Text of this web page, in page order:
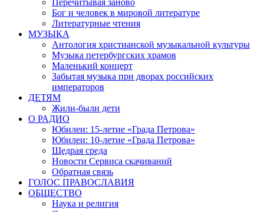
Бог и человек в мировой литературе
Литературные чтения
МУЗЫКА
Антология христианской музыкальной культуры
Музыка петербургских храмов
Маленький концерт
Забытая музыка при дворах российских
императоров
ДЕТЯМ
Жили-были дети
О РАДИО
Юбилеи: 15-летие «Града Петрова»
Юбилеи: 10-летие «Града Петрова»
Щедрая среда
Новости Сервиса скачиваний
Обратная связь
ГОЛОС ПРАВОСЛАВИЯ
ОБЩЕСТВО
Наука и религия